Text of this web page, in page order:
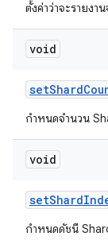
ตั้งค่าว่าจะรายง
void
setShard
กำหนดจำนวน
void
setShard
กำหนดดัชนี